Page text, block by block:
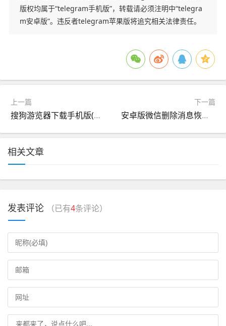
版权均属于“telegram手机版”，转载请必须注明中“telegra
m安卓版”。违反者telegram苹果版将追究相关法律责任。
上一篇
搜狗游览器下载手机版(搜狗浏览器官方正版下载)
下一篇
安卓版微信删除消息恢复(安卓微信删除的信息怎样恢复?)
相关文章
发表评论 （已有4条评论）